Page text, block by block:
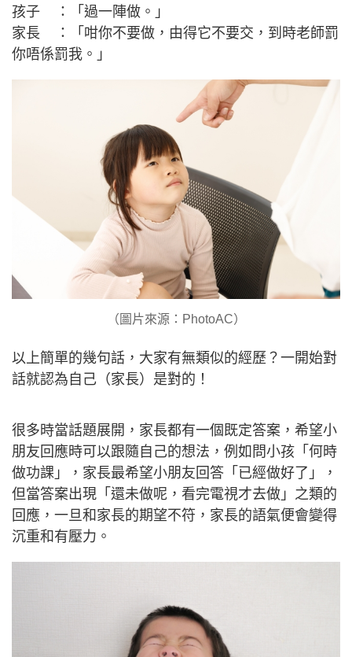
孩子 ：「過一陣做。」
家長 ：「咁你不要做，由得它不要交，到時老師罰
你唔係罰我。」
（圖片來源：PhotoAC）
以上簡單的幾句話，大家有無類似的經歷？一開始對
話就認為自己（家長）是對的！
很多時當話題展開，家長都有一個既定答案，希望小
朋友回應時可以跟隨自己的想法，例如問小孩「何時
做功課」，家長最希望小朋友回答「已經做好了」，
但當答案出現「還未做呢，看完電視才去做」之類的
回應，一旦和家長的期望不符，家長的語氣便會變得
沉重和有壓力。